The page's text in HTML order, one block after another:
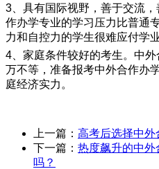
3 、具有国际视野，善于交流
作办学专业的学习压力比普通
力和自控力的学生很难应付学业
4 、家庭条件较好的考生。中
万不等，准备报考中外合作办
庭经济实力。
上一篇： 高考后选择中外
下一篇： 热度飙升的中
吗？